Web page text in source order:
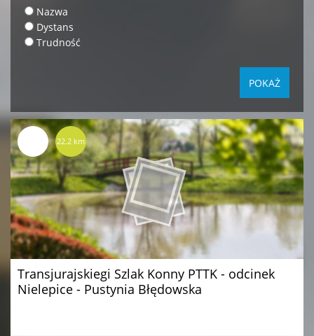
Nazwa
Dystans
Trudność
22.2 km
Transjurajskiegi Szlak Konny PTTK - odcinek
Nielepice - Pustynia Błędowska